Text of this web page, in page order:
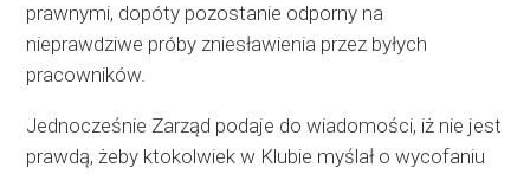
prawnymi, dopóty pozostanie odporny na
nieprawdziwe próby zniesławienia przez byłych
pracowników.
Jednocześnie Zarząd podaje do wiadomości, iż nie jest
prawdą, żeby ktokolwiek w Klubie myślał o wycofaniu